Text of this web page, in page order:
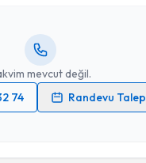
mevcut değil.
74
Randevu